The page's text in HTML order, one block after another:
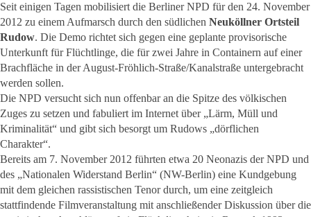
Seit einigen Tagen mobilisiert die Berliner NPD für den 24. November
2012 zu einem Aufmarsch durch den südlichen Neuköllner Ortsteil
Rudow. Die Demo richtet sich gegen eine geplante provisorische
Unterkunft für Flüchtlinge, die für zwei Jahre in Containern auf einer
Brachfläche in der August-Fröhlich-Straße/Kanalstraße untergebracht
werden sollen.
Die NPD versucht sich nun offenbar an die Spitze des völkischen
Zuges zu setzen und fabuliert im Internet über „Lärm, Müll und
Kriminalität“ und gibt sich besorgt um Rudows „dörflichen
Charakter“.
Bereits am 7. November 2012 führten etwa 20 Neonazis der NPD und
des „Nationalen Widerstand Berlin“ (NW-Berlin) eine Kundgebung
mit dem gleichen rassistischen Tenor durch, um eine zeitgleich
stattfindende Filmveranstaltung mit anschließender Diskussion über die